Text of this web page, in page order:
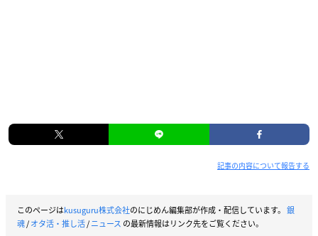
記事の内容について報告する
このページはkusuguru株式会社のにじめん編集部が作成・配信しています。 銀
魂/オタ活・推し活/ニュース の最新情報はリンク先をご覧ください。